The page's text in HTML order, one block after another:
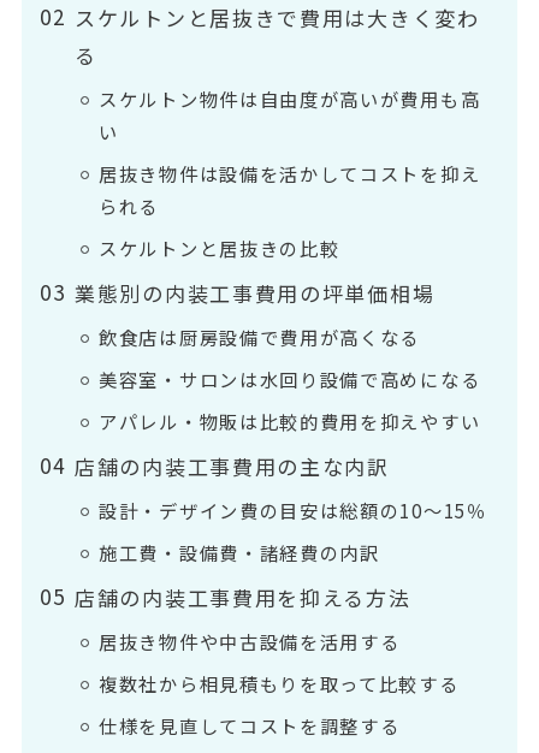
スケルトンと居抜きで費用は大きく変わ
る
スケルトン物件は自由度が高いが費用も高
い
居抜き物件は設備を活かしてコストを抑え
られる
スケルトンと居抜きの比較
業態別の内装工事費用の坪単価相場
飲食店は厨房設備で費用が高くなる
美容室・サロンは水回り設備で高めになる
アパレル・物販は比較的費用を抑えやすい
店舗の内装工事費用の主な内訳
設計・デザイン費の目安は総額の10〜15％
施工費・設備費・諸経費の内訳
店舗の内装工事費用を抑える方法
居抜き物件や中古設備を活用する
複数社から相見積もりを取って比較する
仕様を見直してコストを調整する